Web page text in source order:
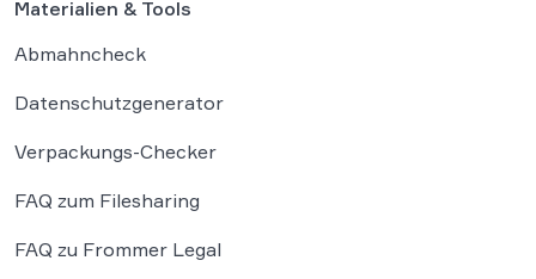
Materialien & Tools
Abmahncheck
Datenschutzgenerator
Verpackungs-Checker
FAQ zum Filesharing
FAQ zu Frommer Legal